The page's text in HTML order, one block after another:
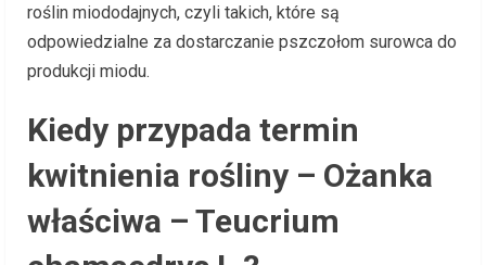
roślin miododajnych, czyli takich, które są
odpowiedzialne za dostarczanie pszczołom surowca do
produkcji miodu.
Kiedy przypada termin
kwitnienia rośliny – Ożanka
właściwa – Teucrium